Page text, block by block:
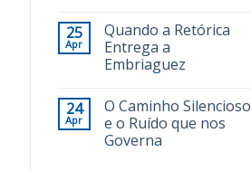
25
Apr
Quando a Retórica
Entrega a
Embriaguez
24
Apr
O Caminho Silencioso
e o Ruído que nos
Governa